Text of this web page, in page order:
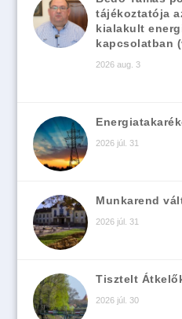
tájékoztatója
kialakult
kapcsolatban
2026 aug. 3
2026 júl. 31
Munkarend
2026 júl. 31
Tisztelt
2026 júl. 30